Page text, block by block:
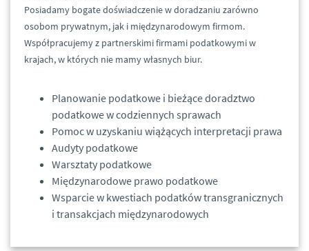
Posiadamy bogate doświadczenie w doradzaniu zarówno
osobom prywatnym, jak i międzynarodowym firmom.
Współpracujemy z partnerskimi firmami podatkowymi w
krajach, w których nie mamy własnych biur.
Planowanie podatkowe i bieżące doradztwo
podatkowe w codziennych sprawach
Pomoc w uzyskaniu wiążących interpretacji prawa
Audyty podatkowe
Warsztaty podatkowe
Międzynarodowe prawo podatkowe
Wsparcie w kwestiach podatków transgranicznych
i transakcjach międzynarodowych